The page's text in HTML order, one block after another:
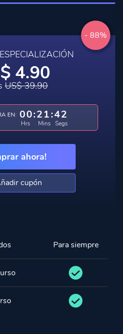
- 88%
4.90
US$ 39.90
EN: 00
Hrs
:21
Mins
:41
Segs
ahora!
cupón
Para siempre